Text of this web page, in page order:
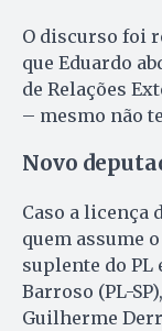
O discurso foi
que Eduardo
de Relações
– mesmo não
Novo
Caso a licença
quem assume
suplente do PL
Barroso (PL-
Guilherme